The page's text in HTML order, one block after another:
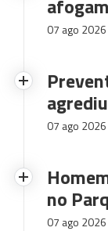
07 ago 2026
07 ago 2026
no
07 ago 2026